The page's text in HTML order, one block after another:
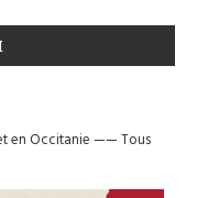
en Occitanie——Tous